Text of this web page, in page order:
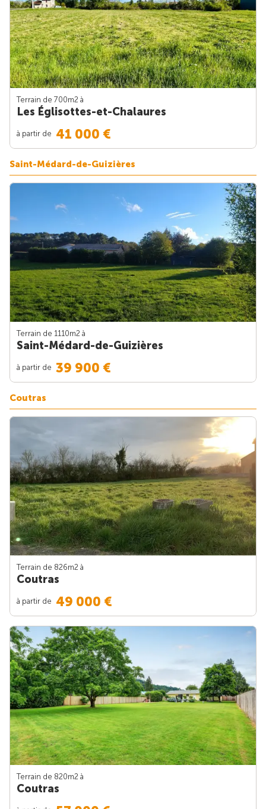
Terrain de 700m2 à
Les Églisottes-et-Chalaures
à partir de 41 000 €
Saint-Médard-de-Guizières
Terrain de 1110m2 à
Saint-Médard-de-Guizières
à partir de 39 900 €
Coutras
Terrain de 826m2 à
Coutras
à partir de 49 000 €
Terrain de 820m2 à
Coutras